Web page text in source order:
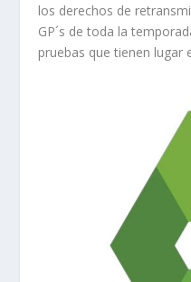
los derechos de
GP´s de toda la
pruebas que tienen lugar